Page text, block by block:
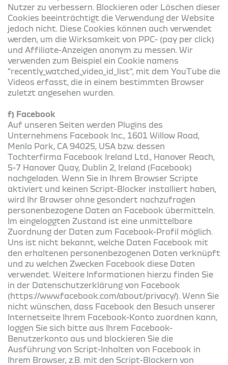
Nutzer zu verbessern. Blockieren oder Löschen dieser
Cookies beeinträchtigt die Verwendung der Website
jedoch nicht. Diese Cookies können auch verwendet
werden, um die Wirksamkeit von PPC- (pay per click)
und Affiliate-Anzeigen anonym zu messen. Wir
verwenden zum Beispiel ein Cookie namens
"recently_watched_video_id_list", mit dem YouTube die
Videos erfasst, die in einem bestimmten Browser
zuletzt angesehen wurden.
f) Facebook
Auf unseren Seiten werden Plugins des
Unternehmens Facebook Inc., 1601 Willow Road,
Menlo Park, CA 94025, USA bzw. dessen
Tochterfirma Facebook Ireland Ltd., Hanover Reach,
5-7 Hanover Quay, Dublin 2, Ireland (Facebook)
nachgeladen. Wenn Sie in Ihrem Browser Scripte
aktiviert und keinen Script-Blocker installiert haben,
wird Ihr Browser ohne gesondert nachzufragen
personenbezogene Daten an Facebook übermitteln.
Im eingeloggten Zustand ist eine unmittelbare
Zuordnung der Daten zum Facebook-Profil möglich.
Uns ist nicht bekannt, welche Daten Facebook mit
den erhaltenen personenbezogenen Daten verknüpft
und zu welchen Zwecken Facebook diese Daten
verwendet. Weitere Informationen hierzu finden Sie
in der Datenschutzerklärung von Facebook
(https://www.facebook.com/about/privacy/). Wenn Sie
nicht wünschen, dass Facebook den Besuch unserer
Internetseite Ihrem Facebook-Konto zuordnen kann,
loggen Sie sich bitte aus Ihrem Facebook-
Benutzerkonto aus und blockieren Sie die
Ausführung von Script-Inhalten von Facebook in
Ihrem Browser, z.B. mit den Script-Blockern von